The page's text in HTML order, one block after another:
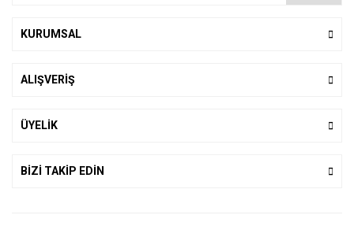
KURUMSAL
ALIŞVERİŞ
ÜYELİK
BİZİ TAKİP EDİN